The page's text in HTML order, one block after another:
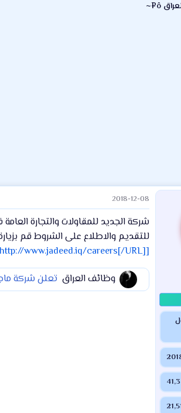
2018-12-08
شركة الجديد للمقاولات والتجارة
للتقديم والاطلاع على الشروط قم بزيارة
[URL="http://www.jadeed.iq/careers[/URL]"]www.jadeed.iq/careers
وظائف العراق تعلن شركة ماجيلانو